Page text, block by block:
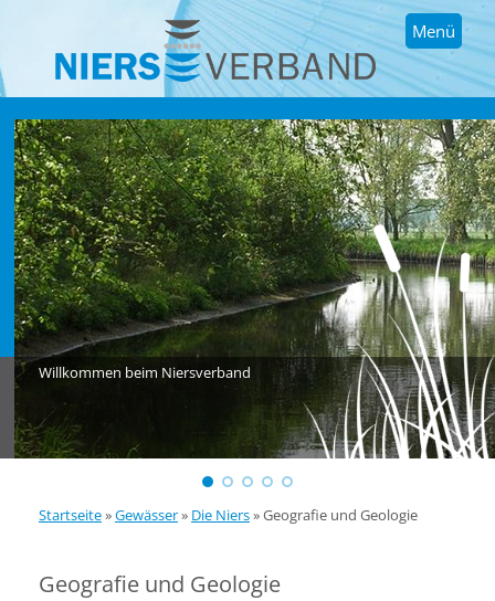
Menü
Willkommen beim Niersverband
Startseite»Gewässer» Die Niers»Geografie und Geologie
Geografie und Geologie